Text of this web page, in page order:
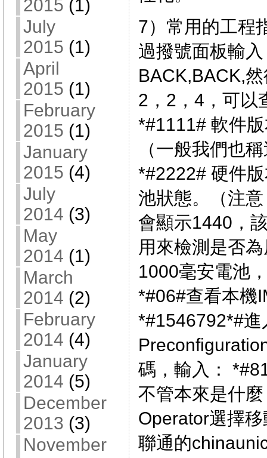
2015 (1)
July
2015 (1)
April
2015 (1)
February
2015 (1)
January
2015 (4)
July
2014 (3)
May
2014 (1)
March
2014 (2)
February
2014 (4)
January
2014 (5)
December
2013 (3)
November
7）常用的工程
過撥號面板輸
BACK,BACK,
2，2，4，可以
*#1111# 軟件
（一般我們也
*#2222# 硬件
池狀態。（注
會顯示1440，
用來檢測是否
1000毫安電池
*#06#查看本機
*#1546792*#進
碼，輸入：
不管本來是什
Operator選擇
聯通的